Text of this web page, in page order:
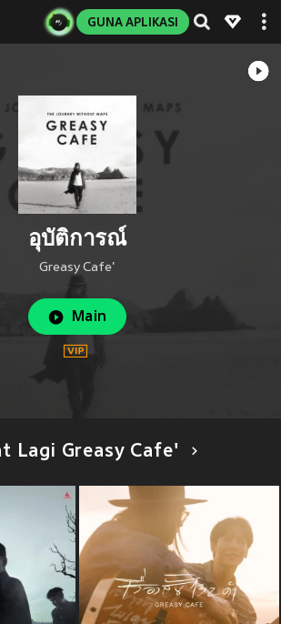
GUNA APLIKASI
อุบัติการณ์
Greasy Cafe'
Main
Lagi Greasy Cafe'